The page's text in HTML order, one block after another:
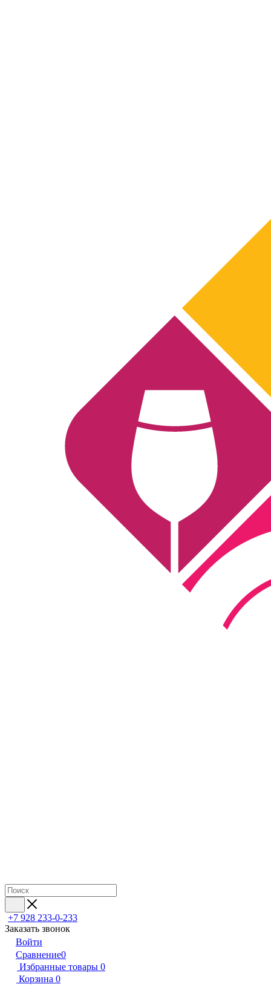
+7 928 233-0-233
Заказать звонок
Войти
Сравнение0
Избранные товары 0
Корзина 0